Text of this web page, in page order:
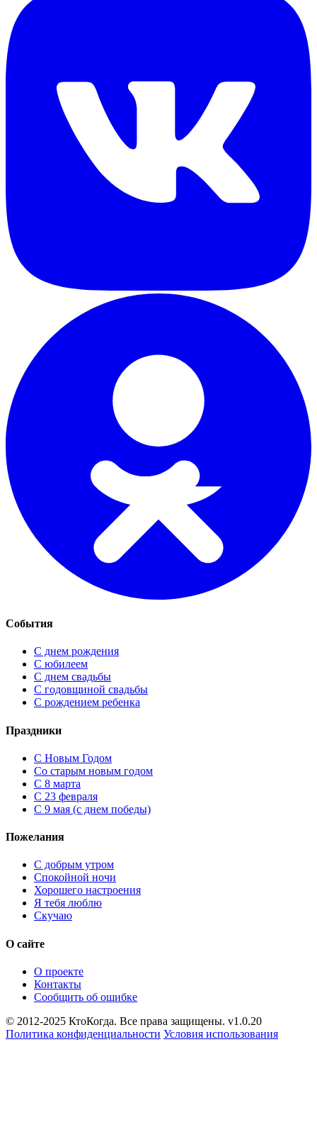
События
С днем рождения
С юбилеем
С днем свадьбы
С годовщиной свадьбы
С рождением ребенка
Праздники
C Новым Годом
Cо старым новым годом
С 8 марта
С 23 февраля
С 9 мая (с днем победы)
Пожелания
С добрым утром
Спокойной ночи
Хорошего настроения
Я тебя люблю
Скучаю
О сайте
О проекте
Контакты
Сообщить об ошибке
© 2012-2025 КтоКогда. Все права защищены. v1.0.20
Политика конфиденциальности Условия использования